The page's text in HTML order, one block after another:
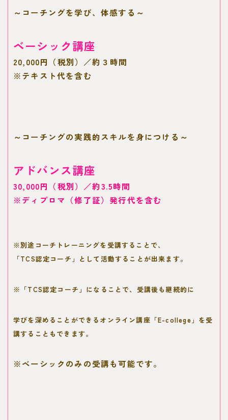
～ コーチングを学び、体感する ～
ベーシック講座
20,000円（税別）／約３時間
※テキスト代を含む
～コーチングの実践的スキルを身につける～
アドバンス講座
30,000円（税別）／約3.5時間
※ディプロマ（修了証）発行代を含む
※別途コーチトレーニングを受講することで、
「TCS認定コーチ」として活動することが出来ます。
※「TCS認定コーチ」になることで、 受講後も継続的に
学びを深めることができるオンライン講座「E-college」を受
講することもできます。
※ベーシックのみの受講も可能です。